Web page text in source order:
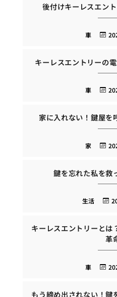
後付けキーレスエン
車
キーレスエントリーの
車
家に入れない！鍵屋を
家
鍵を忘れた私を救
生活
キーレスエントリーとは
革
車
もう締め出されない！鍵